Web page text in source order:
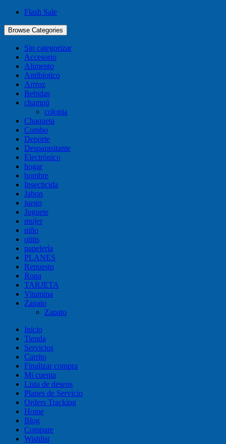
Flash Sale
Browse Categories
Sin categorizar
Accesorio
Alimento
Antibiotico
Arrroz
Bebidas
champú
colonia
Chaqueta
Combo
Deporte
Desparasitante
Electrónico
hogar
hombre
Insecticida
Jabon
juego
Juguete
mujer
niño
otitis
papelería
PLANES
Repuesto
Ropa
TARJETA
Vitamina
Zapato
Zapato
Inicio
Tienda
Servicios
Carrito
Finalizar compra
Mi cuenta
Lista de deseos
Planes de Servicio
Orders Tracking
Home
Blog
Compare
Wishlist